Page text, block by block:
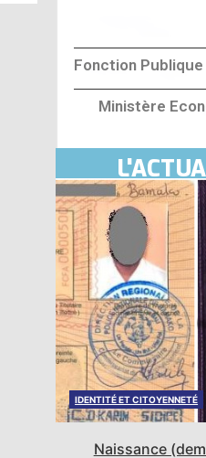
Fonction Publique
Ministère
Clip